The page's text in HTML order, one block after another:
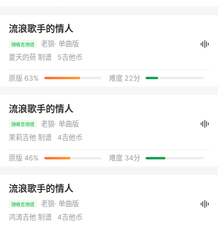
流浪歌手的情人
弹唱吉他谱 老狼· 单曲版
夏天的荷 制谱 5吉他币
原版 63% 难度 22分
流浪歌手的情人
弹唱吉他谱 老狼· 单曲版
茉莉吉他 制谱 4吉他币
原版 46% 难度 34分
流浪歌手的情人
弹唱吉他谱 老狼· 单曲版
鸿涛吉他 制谱 4吉他币